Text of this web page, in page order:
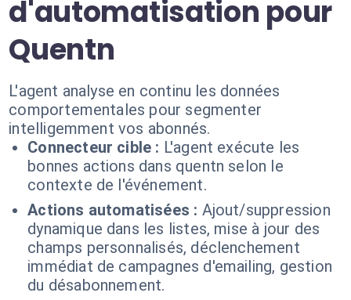
d'automatisation pour
Quentn
L'agent analyse en continu les données
comportementales pour segmenter
intelligemment vos abonnés.
Connecteur cible : L'agent exécute les
bonnes actions dans quentn selon le
contexte de l'événement.
Actions automatisées : Ajout/suppression
dynamique dans les listes, mise à jour des
champs personnalisés, déclenchement
immédiat de campagnes d'emailing, gestion
du désabonnement.